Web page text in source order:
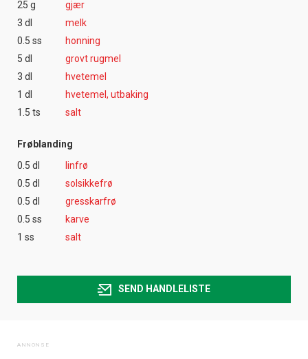
25 g
gjær
3 dl
melk
0.5 ss
honning
5 dl
grovt rugmel
3 dl
hvetemel
1 dl
hvetemel, utbaking
1.5 ts
salt
Frøblanding
0.5 dl
linfrø
0.5 dl
solsikkefrø
0.5 dl
gresskarfrø
0.5 ss
karve
1 ss
salt
SEND HANDLELISTE